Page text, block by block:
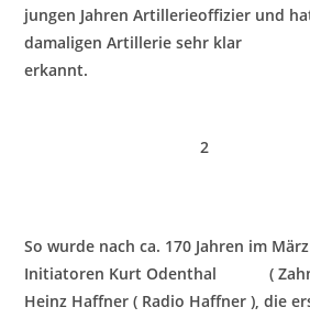
jungen Jahren Artillerieoffizier und
damaligen Artillerie sehr klar
2
So wurde nach ca. 170 Jahren im
Initiatoren Kurt Odenthal (
Heinz Haffner ( Radio Haffner ), die